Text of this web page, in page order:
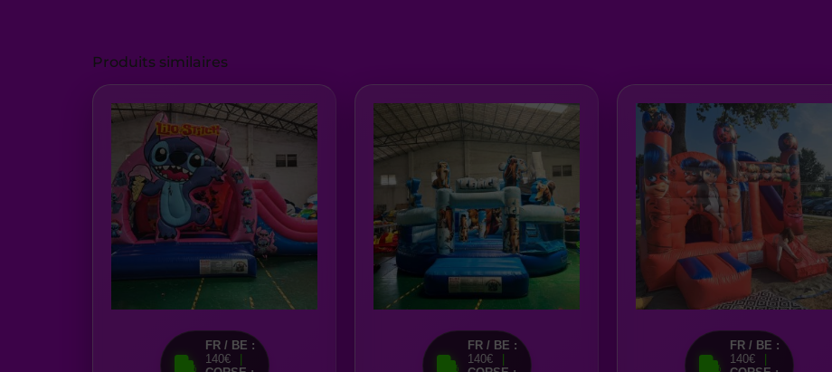
Produits similaires
FR / BE :
140€
FR / BE :
140€
FR / BE :
140€